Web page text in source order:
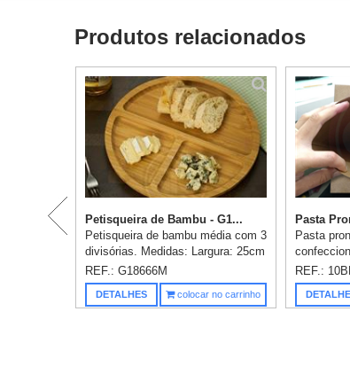
Produtos relacionados
Petisqueira de Bambu - G1...
Petisqueira de bambu média com 3
divisórias. Medidas: Largura: 25cm
x Espessura: 1,6cm x
Comprimento: 25cm.
Personalização inclusa.
REF.: G18666M
DETALHES colocar no carrinho
Pasta
Pasta
280gr,
REF.: